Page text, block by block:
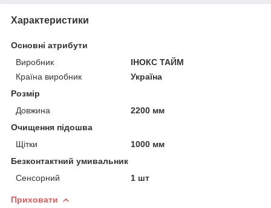
Характеристики
Основні атрибути
Виробник
ІНОКС ТАЙМ
Країна виробник
Україна
Розмір
Довжина
2200 мм
Очищення підошва
Щітки
1000 мм
Безконтактний умивальник
Сенсорний
1 шт
Приховати